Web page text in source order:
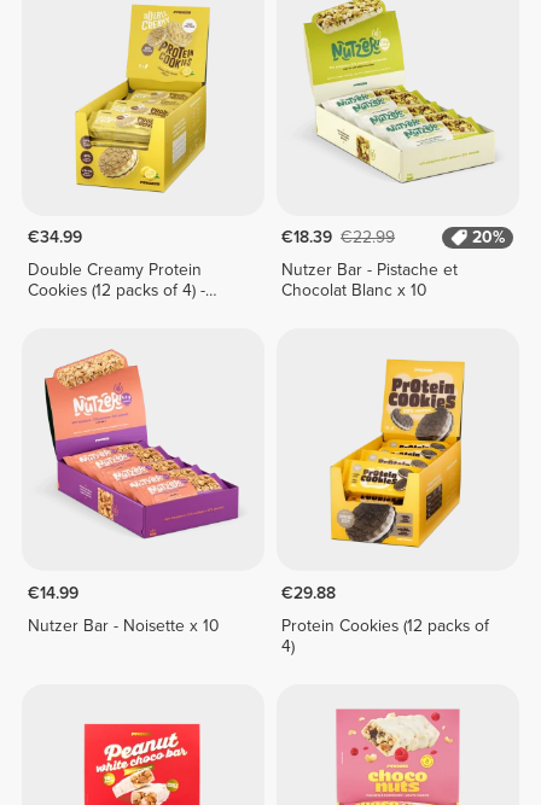
€34.99
Double Creamy Protein
Cookies (12 packs of 4) -
€18.39 €22.99
20%
Nutzer Bar - Pistache et
Chocolat Blanc x 10
€14.99
Nutzer Bar - Noisette x 10
€29.88
Protein Cookies (12 packs of
4)